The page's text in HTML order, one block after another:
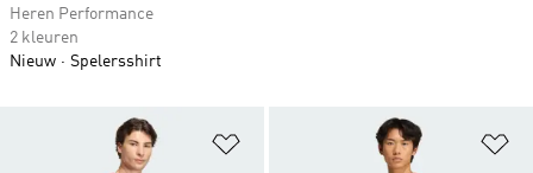
Op verlanglijst zetten
Heren Performance
2 kleuren
Nieuw
Spelersshirt